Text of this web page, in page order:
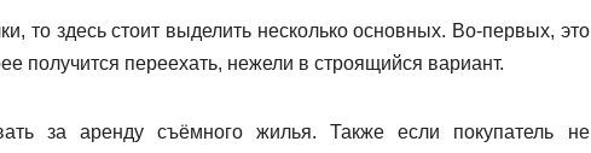
то здесь стоит выделить несколько основных. Во-первых, это
получится переехать, нежели в строящийся вариант.
за аренду съёмного жилья. Также если покупатель не